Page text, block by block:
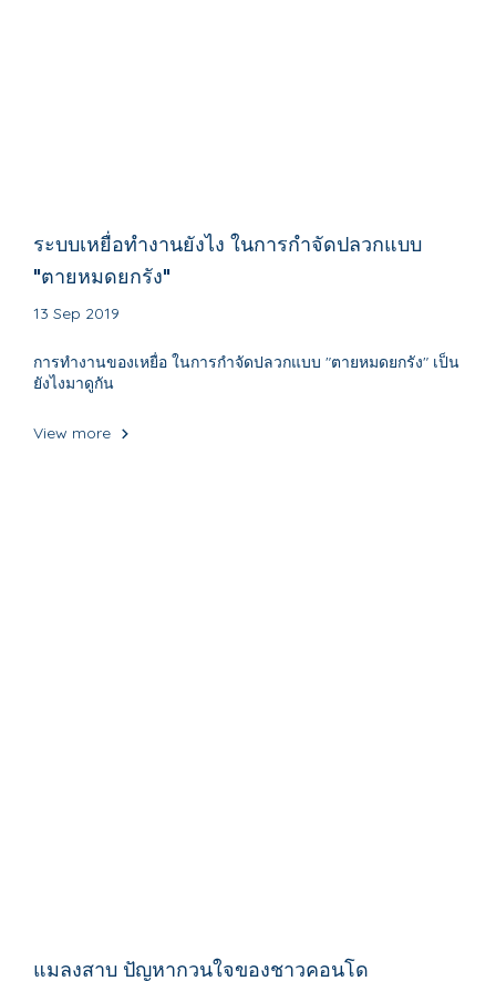
ระบบเหยื่อทำงานยังไง ในการกำจัดปลวกแบบ
"ตายหมดยกรัง"
13 Sep 2019
การทำงานของเหยื่อ ในการกำจัดปลวกแบบ "ตายหมดยกรัง" เป็น
ยังไงมาดูกัน
View more
แมลงสาบ ปัญหากวนใจของชาวคอนโด